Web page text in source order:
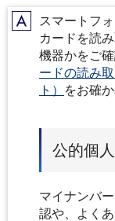
Aスマートフ
カードを読
機器かをご
ードの読み
ト）
をお確
公的個
マイナンバ
認や、よく